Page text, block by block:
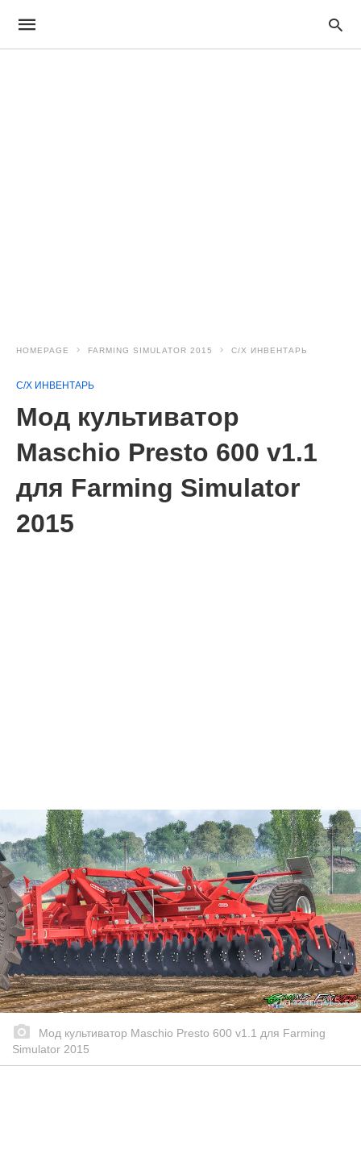
HOMEPAGE FARMING SIMULATOR 2015 С/Х ИНВЕНТАРЬ
С/Х ИНВЕНТАРЬ
Мод культиватор
Maschio Presto 600 v1.1
для Farming Simulator
2015
Мод культиватор Maschio Presto 600 v1.1 для Farming
Simulator 2015